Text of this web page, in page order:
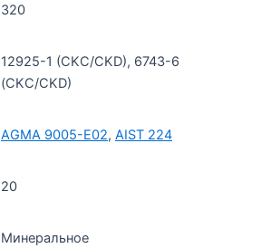
320
12925-1 (CKC/CKD), 6743-6
(CKC/CKD)
AGMA 9005-E02, AIST 224
20
Минеральное